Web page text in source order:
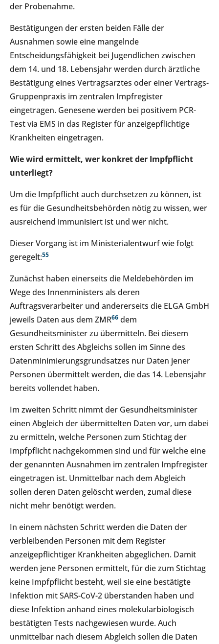
der Probenahme.
Bestätigungen der ersten beiden Fälle der
Ausnahmen sowie eine mangelnde
Entscheidungsfähigkeit bei Jugendlichen zwischen
dem 14. und 18. Lebensjahr werden durch ärztliche
Bestätigung eines Vertragsarztes oder einer Vertrags-
Gruppenpraxis im zentralen Impfregister
eingetragen. Genesene werden bei positivem PCR-
Test via EMS in das Register für anzeigepflichtige
Krankheiten eingetragen.
Wie wird ermittelt, wer konkret der Impfpflicht
unterliegt?
Um die Impfpflicht auch durchsetzen zu können, ist
es für die Gesundheitsbehörden nötig zu wissen, wer
ausreichend immunisiert ist und wer nicht.
Dieser Vorgang ist im Ministerialentwurf wie folgt
geregelt:55
Zunächst haben einerseits die Meldebehörden im
Wege des Innenministers als deren
Auftragsverarbeiter und andererseits die ELGA GmbH
jeweils Daten aus dem ZMR66 dem
Gesundheitsminister zu übermitteln. Bei diesem
ersten Schritt des Abgleichs sollen im Sinne des
Datenminimierungsgrundsatzes nur Daten jener
Personen übermittelt werden, die das 14. Lebensjahr
bereits vollendet haben.
Im zweiten Schritt nimmt der Gesundheitsminister
einen Abgleich der übermittelten Daten vor, um dabei
zu ermitteln, welche Personen zum Stichtag der
Impfpflicht nachgekommen sind und für welche eine
der genannten Ausnahmen im zentralen Impfregister
eingetragen ist. Unmittelbar nach dem Abgleich
sollen deren Daten gelöscht werden, zumal diese
nicht mehr benötigt werden.
In einem nächsten Schritt werden die Daten der
verbleibenden Personen mit dem Register
anzeigepflichtiger Krankheiten abgeglichen. Damit
werden jene Personen ermittelt, für die zum Stichtag
keine Impfpflicht besteht, weil sie eine bestätigte
Infektion mit SARS-CoV-2 überstanden haben und
diese Infektion anhand eines molekularbiologisch
bestätigten Tests nachgewiesen wurde. Auch
unmittelbar nach diesem Abgleich sollen die Daten